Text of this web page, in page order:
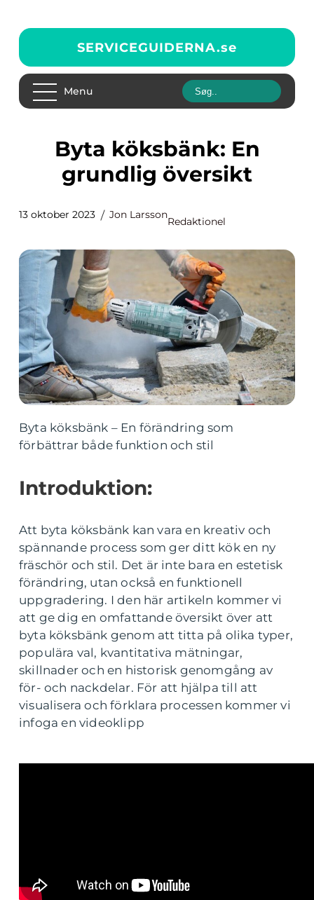
SERVICEGUIDERNA.se
Menu
Byta köksbänk: En
grundlig översikt
13 oktober 2023 Jon Larsson
Redaktionel
Byta köksbänk – En förändring som
förbättrar både funktion och stil
Introduktion:
Att byta köksbänk kan vara en kreativ och
spännande process som ger ditt kök en ny
fräschör och stil. Det är inte bara en estetisk
förändring, utan också en funktionell
uppgradering. I den här artikeln kommer vi
att ge dig en omfattande översikt över att
byta köksbänk genom att titta på olika typer,
populära val, kvantitativa mätningar,
skillnader och en historisk genomgång av
för- och nackdelar. För att hjälpa till att
visualisera och förklara processen kommer vi
infoga en videoklipp